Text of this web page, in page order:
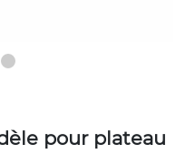
pour plateau